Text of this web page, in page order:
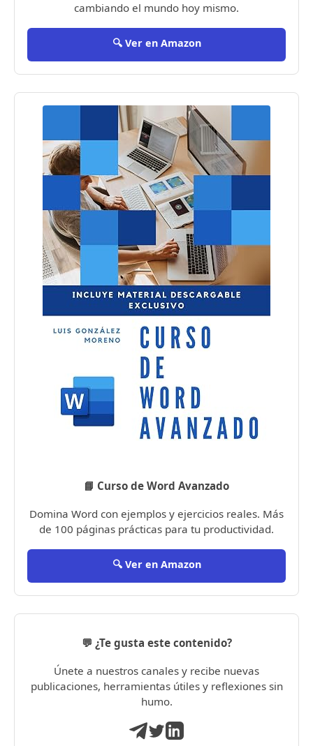
cambiando el mundo hoy mismo.
🔍 Ver en Amazon
📘 Curso de Word Avanzado
Domina Word con ejemplos y ejercicios reales. Más
de 100 páginas prácticas para tu productividad.
🔍 Ver en Amazon
💬 ¿Te gusta este contenido?
Únete a nuestros canales y recibe nuevas
publicaciones, herramientas útiles y reflexiones sin
humo.